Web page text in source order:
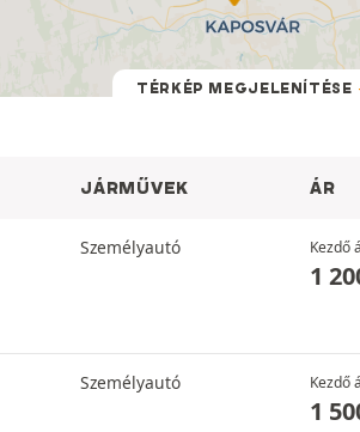
TÉRKÉP MEGJELENÍTÉSE
JÁRMŰVEK ÁR
Személyautó Kezdő
1
Személyautó Kezdő
1